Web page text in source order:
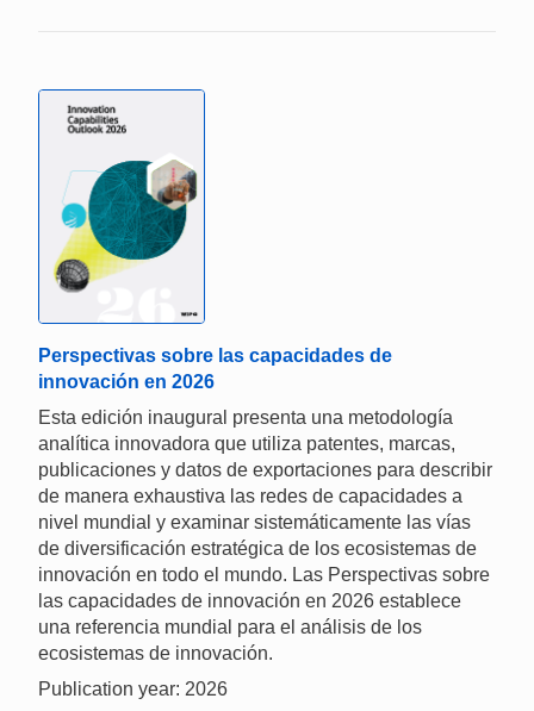
Perspectivas sobre las capacidades de
innovación en 2026
Esta edición inaugural presenta una metodología
analítica innovadora que utiliza patentes, marcas,
publicaciones y datos de exportaciones para describir
de manera exhaustiva las redes de capacidades a
nivel mundial y examinar sistemáticamente las vías
de diversificación estratégica de los ecosistemas de
innovación en todo el mundo. Las Perspectivas sobre
las capacidades de innovación en 2026 establece
una referencia mundial para el análisis de los
ecosistemas de innovación.
Publication year: 2026